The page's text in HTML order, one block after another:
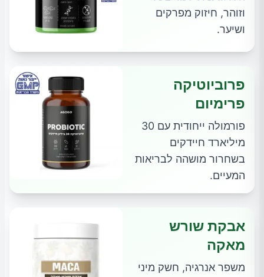
וזוהר, חיזוק מפרקים
ושיער.
פרוביוטיקה
פרימיום
פורמולה ייחודית עם 30
מיליארד חיידקים
בשחרור מושהה לבריאות
המעיים.
אבקת שורש
מאקה
משפר אנרגיה, חשק מיני